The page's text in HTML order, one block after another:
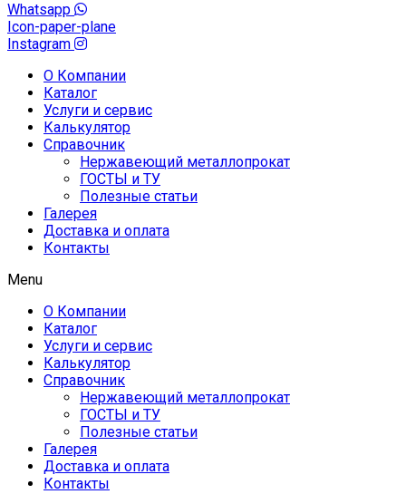
Whatsapp
Icon-paper-plane
Instagram
О Компании
Каталог
Услуги и сервис
Калькулятор
Справочник
Нержавеющий металлопрокат
ГОСТЫ и ТУ
Полезные статьи
Галерея
Доставка и оплата
Контакты
Menu
О Компании
Каталог
Услуги и сервис
Калькулятор
Справочник
Нержавеющий металлопрокат
ГОСТЫ и ТУ
Полезные статьи
Галерея
Доставка и оплата
Контакты